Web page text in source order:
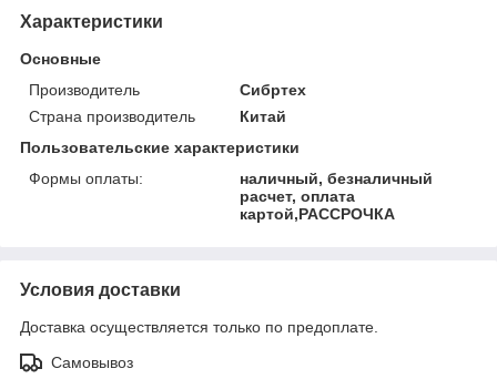
Характеристики
Основные
Производитель
Сибртех
Страна производитель
Китай
Пользовательские характеристики
Формы оплаты:
наличный, безналичный
расчет, оплата
картой,РАССРОЧКА
Условия доставки
Доставка осуществляется только по предоплате.
Самовывоз